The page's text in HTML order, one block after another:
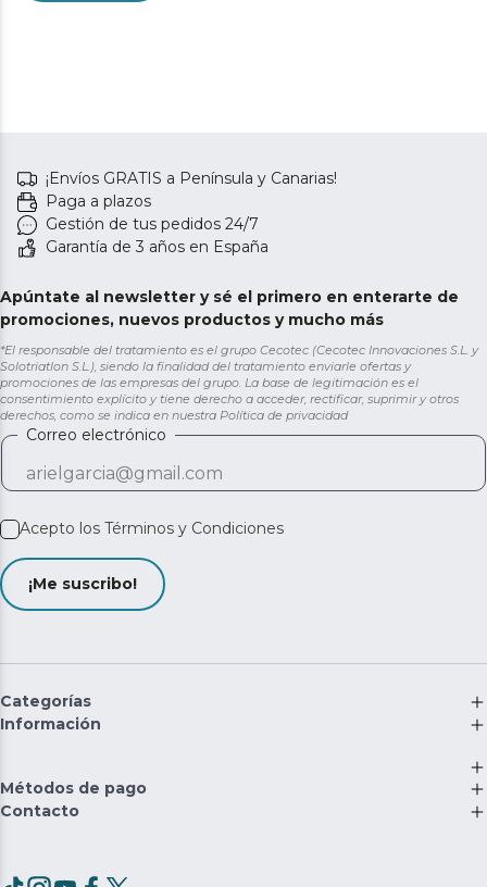
¡Envíos GRATIS a Península y Canarias!
Paga a plazos
Gestión de tus pedidos 24/7
Garantía de 3 años en España
Apúntate al newsletter y sé el primero en enterarte de
promociones, nuevos productos y mucho más
*El responsable del tratamiento es el grupo Cecotec (Cecotec Innovaciones S.L. y
Solotriatlon S.L.), siendo la finalidad del tratamiento enviarle ofertas y
promociones de las empresas del grupo. La base de legitimación es el
consentimiento explícito y tiene derecho a acceder, rectificar, suprimir y otros
derechos, como se indica en nuestra Política de privacidad
Correo electrónico
Acepto los Términos y Condiciones
¡Me suscribo!
Categorías
Información
Métodos de pago
Contacto